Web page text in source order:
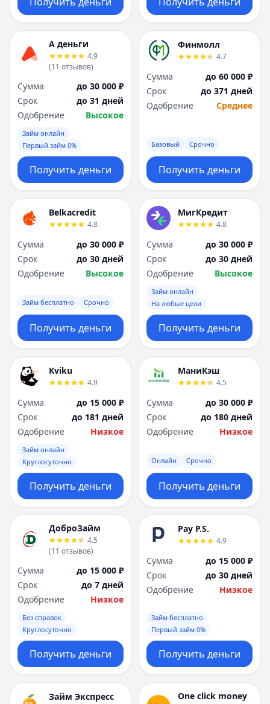
А деньги
4.9
(11 отзывов)
Сумма
до 30 000 ₽
Срок
до 31 дней
Одобрение
Высокое
Займ онлайн
Первый займ 0%
Получить деньги
Финмолл
4.7
Сумма
до 60 000 ₽
Срок
до 371 дней
Одобрение
Среднее
Базовый Срочно
Получить деньги
Belkacredit
4.8
Сумма
до 30 000 ₽
Срок
до 30 дней
Одобрение
Высокое
Займ бесплатно Срочно
Получить деньги
МигКредит
4.8
Сумма
до 30 000 ₽
Срок
до 30 дней
Одобрение
Высокое
Займ онлайн
На любые цели
Получить деньги
Kviku
4.9
Сумма
до 15 000 ₽
Срок
до 181 дней
Одобрение
Низкое
Займ онлайн
Круглосуточно
Получить деньги
МаниКэш
4.5
Сумма
до 30 000 ₽
Срок
до 180 дней
Одобрение
Низкое
Онлайн Срочно
Получить деньги
ДоброЗайм
4.5
(11 отзывов)
Сумма
до 15 000 ₽
Срок
до 7 дней
Одобрение
Низкое
Без справок
Круглосуточно
Получить деньги
Pay P.S.
4.9
Сумма
до 15 000 ₽
Срок
до 30 дней
Одобрение
Низкое
Займ бесплатно
Первый займ 0%
Получить деньги
Займ Экспресс One click money